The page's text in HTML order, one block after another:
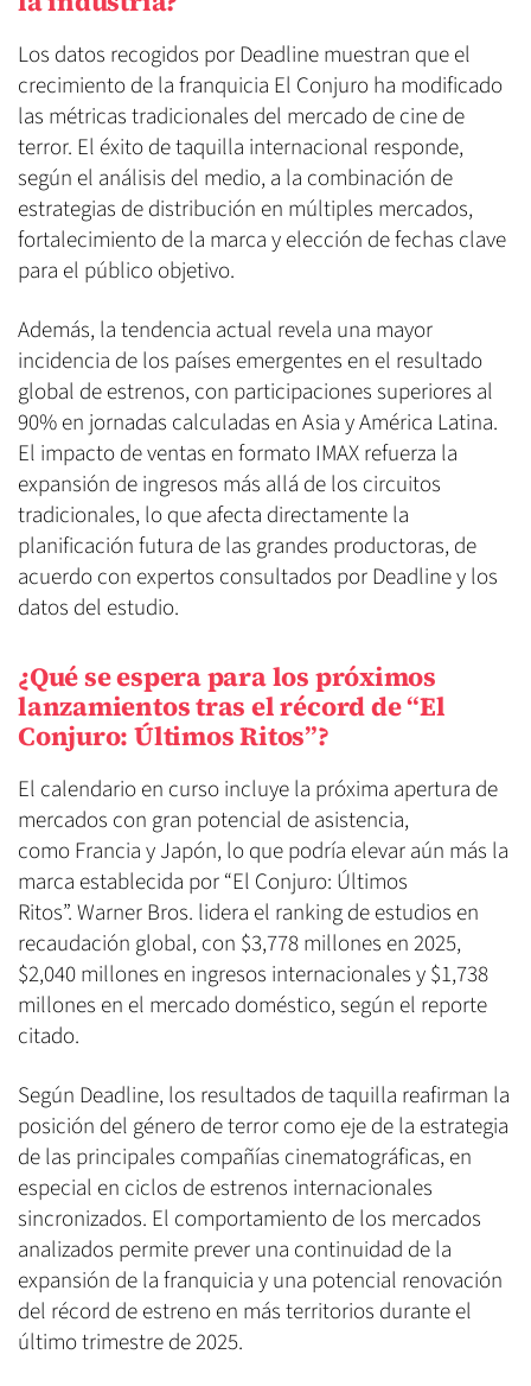
Los datos recogidos por Deadline muestran que el
crecimiento de la franquicia El Conjuro ha modificado
las métricas tradicionales del mercado de cine de
terror. El éxito de taquilla internacional responde,
según el análisis del medio, a la combinación de
estrategias de distribución en múltiples mercados,
fortalecimiento de la marca y elección de fechas clave
para el público objetivo.
Además, la tendencia actual revela una mayor
incidencia de los países emergentes en el resultado
global de estrenos, con participaciones superiores al
90% en jornadas calculadas en Asia y América Latina.
El impacto de ventas en formato IMAX refuerza la
expansión de ingresos más allá de los circuitos
tradicionales, lo que afecta directamente la
planificación futura de las grandes productoras, de
acuerdo con expertos consultados por Deadline y los
datos del estudio.
¿Qué se espera para los próximos
lanzamientos tras el récord de “El
Conjuro: Últimos Ritos”?
El calendario en curso incluye la próxima apertura de
mercados con gran potencial de asistencia,
como Francia y Japón, lo que podría elevar aún más la
marca establecida por “El Conjuro: Últimos
Ritos”. Warner Bros. lidera el ranking de estudios en
recaudación global, con $3,778 millones en 2025,
$2,040 millones en ingresos internacionales y $1,738
millones en el mercado doméstico, según el reporte
citado.
Según Deadline, los resultados de taquilla reafirman la
posición del género de terror como eje de la estrategia
de las principales compañías cinematográficas, en
especial en ciclos de estrenos internacionales
sincronizados. El comportamiento de los mercados
analizados permite prever una continuidad de la
expansión de la franquicia y una potencial renovación
del récord de estreno en más territorios durante el
último trimestre de 2025.